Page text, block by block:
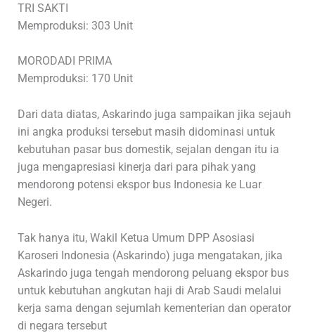
TRI SAKTI
Memproduksi: 303 Unit
MORODADI PRIMA
Memproduksi: 170 Unit
Dari data diatas, Askarindo juga sampaikan jika sejauh
ini angka produksi tersebut masih didominasi untuk
kebutuhan pasar bus domestik, sejalan dengan itu ia
juga mengapresiasi kinerja dari para pihak yang
mendorong potensi ekspor bus Indonesia ke Luar
Negeri.
Tak hanya itu, Wakil Ketua Umum DPP Asosiasi
Karoseri Indonesia (Askarindo) juga mengatakan, jika
Askarindo juga tengah mendorong peluang ekspor bus
untuk kebutuhan angkutan haji di Arab Saudi melalui
kerja sama dengan sejumlah kementerian dan operator
di negara tersebut